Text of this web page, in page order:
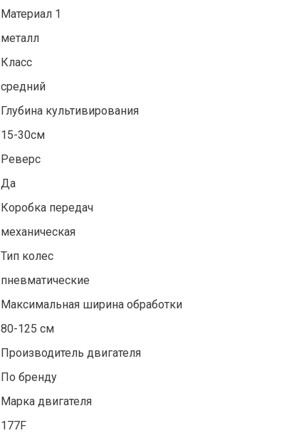
Материал 1
металл
Класс
средний
Глубина культивирования
15-30см
Реверс
Да
Коробка передач
механическая
Тип колес
пневматические
Максимальная ширина обработки
80-125 см
Производитель двигателя
По бренду
Марка двигателя
177F